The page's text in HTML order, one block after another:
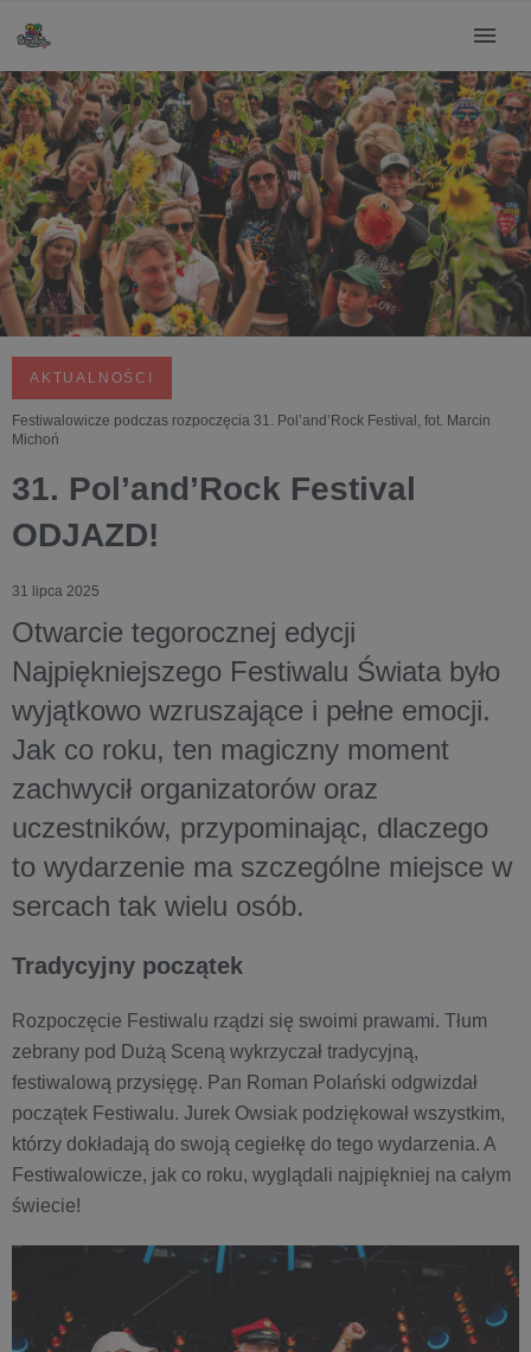
AKTUALNOŚCI
Festiwalowicze podczas rozpoczęcia 31. Pol’and’Rock Festival, fot. Marcin
Michoń
31. Pol’and’Rock Festival
ODJAZD!
31 lipca 2025
Otwarcie tegorocznej edycji
Najpiękniejszego Festiwalu Świata było
wyjątkowo wzruszające i pełne emocji.
Jak co roku, ten magiczny moment
zachwycił organizatorów oraz
uczestników, przypominając, dlaczego
to wydarzenie ma szczególne miejsce w
sercach tak wielu osób.
Tradycyjny początek
Rozpoczęcie Festiwalu rządzi się swoimi prawami. Tłum
zebrany pod Dużą Sceną wykrzyczał tradycyjną,
festiwalową przysięgę. Pan Roman Polański odgwizdał
początek Festiwalu. Jurek Owsiak podziękował wszystkim,
którzy dokładają do swoją cegiełkę do tego wydarzenia. A
Festiwalowicze, jak co roku, wyglądali najpiękniej na całym
świecie!